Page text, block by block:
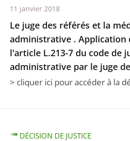
Le juge des référés et la
administrative . Application
l'article L.213-7 du code de
administrative par le juge
> cliquer ici pour accéder à la
11 janvier 2018
DÉCISION DE JUSTICE